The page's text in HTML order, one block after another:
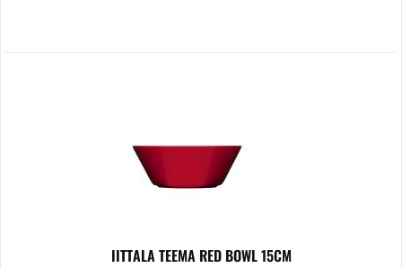
IITTALA TEEMA RED BOWL 15CM